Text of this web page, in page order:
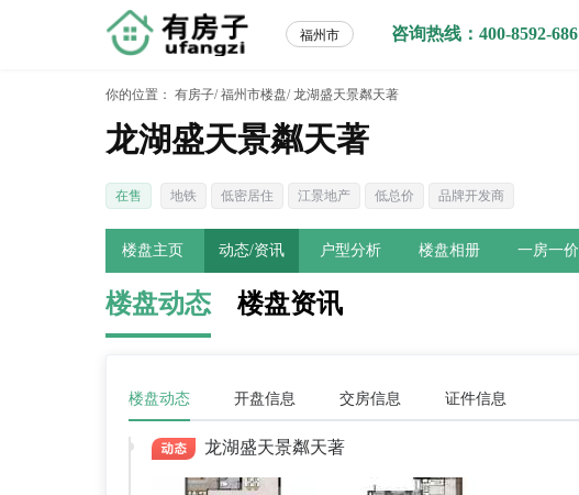
福州市 咨询热线：400-8592-686
你的位置： 有房子/ 福州市楼盘/ 龙湖盛天景粼天著
龙湖盛天景粼天著
在售 地铁 低密居住 江景地产 低总价 品牌开发商
楼盘主页 动态/资讯 户型分析 楼盘相册 一房一价
楼盘动态 楼盘资讯
楼盘动态 开盘信息 交房信息 证件信息
龙湖盛天景粼天著